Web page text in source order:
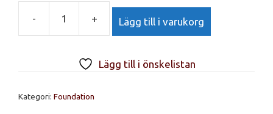
-
Golden
Matte
+ Lägg till i varukorg
Lägg till i önskelistan
Kategori: Foundation